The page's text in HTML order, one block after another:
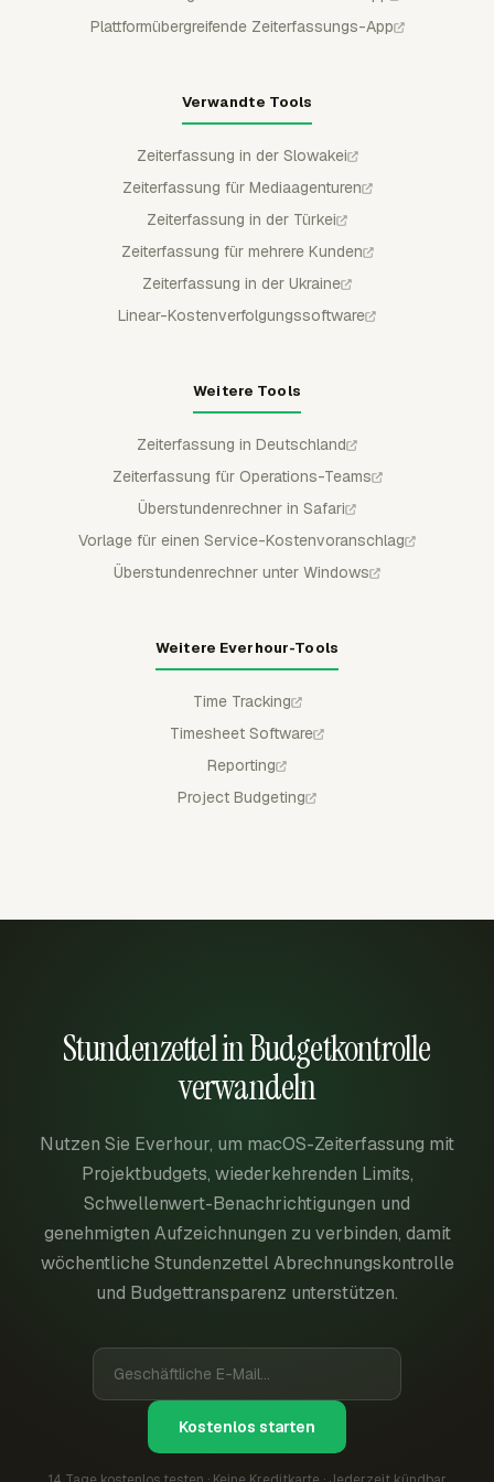
Plattformübergreifende Zeiterfassungs-App
Verwandte Tools
Zeiterfassung in der Slowakei
Zeiterfassung für Mediaagenturen
Zeiterfassung in der Türkei
Zeiterfassung für mehrere Kunden
Zeiterfassung in der Ukraine
Linear-Kostenverfolgungssoftware
Weitere Tools
Zeiterfassung in Deutschland
Zeiterfassung für Operations-Teams
Überstundenrechner in Safari
Vorlage für einen Service-Kostenvoranschlag
Überstundenrechner unter Windows
Weitere Everhour-Tools
Time Tracking
Timesheet Software
Reporting
Project Budgeting
Stundenzettel in Budgetkontrolle
verwandeln
Nutzen Sie Everhour, um macOS-Zeiterfassung mit
Projektbudgets, wiederkehrenden Limits,
Schwellenwert-Benachrichtigungen und
genehmigten Aufzeichnungen zu verbinden, damit
wöchentliche Stundenzettel Abrechnungskontrolle
und Budgettransparenz unterstützen.
Kostenlos starten